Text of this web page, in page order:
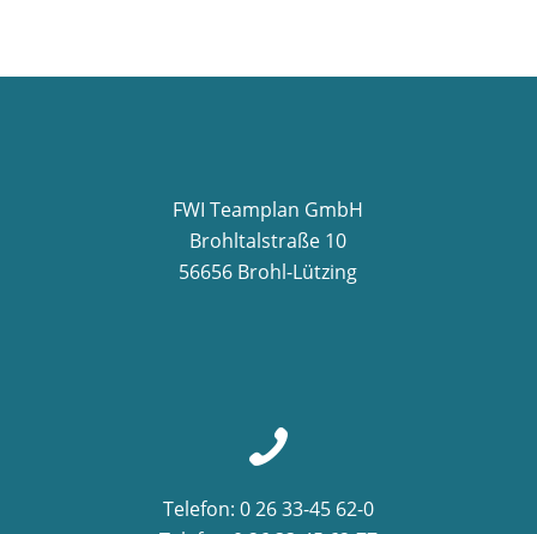
FWI Teamplan GmbH
Brohltalstraße 10
56656 Brohl-Lützing
Telefon: 0 26 33-45 62-0